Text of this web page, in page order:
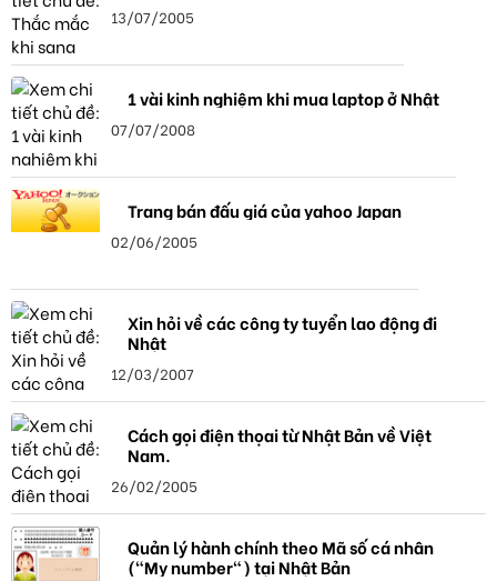
13/07/2005
1 vài kinh nghiệm khi mua laptop ở Nhật
07/07/2008
Trang bán đấu giá của yahoo Japan
02/06/2005
Xin hỏi về các công ty tuyển lao động đi
Nhật
12/03/2007
Cách gọi điện thọai từ Nhật Bản về Việt
Nam.
26/02/2005
Quản lý hành chính theo Mã số cá nhân
("My number") tại Nhật Bản